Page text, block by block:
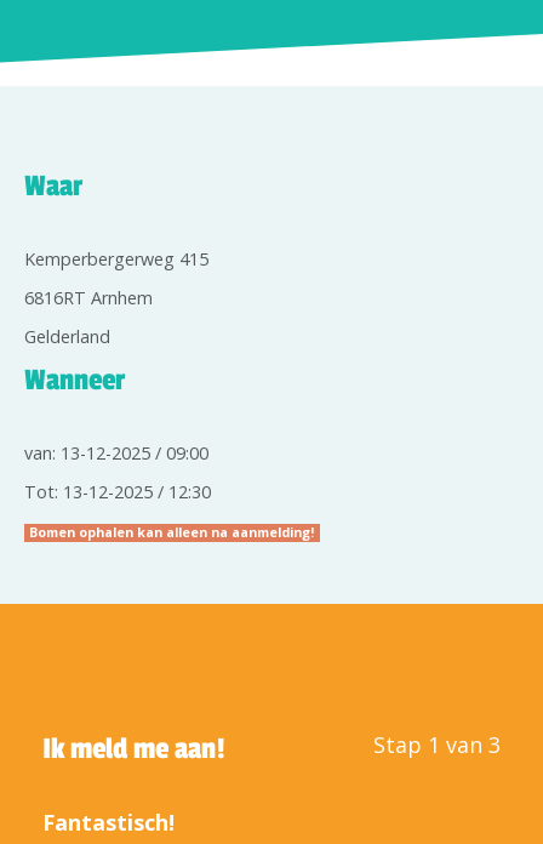
Waar
Kemperbergerweg 415
6816RT Arnhem
Gelderland
Wanneer
van: 13-12-2025 / 09:00
Tot: 13-12-2025 / 12:30
Bomen ophalen kan alleen na aanmelding!
Ik meld me aan! Stap 1 van 3
Fantastisch!